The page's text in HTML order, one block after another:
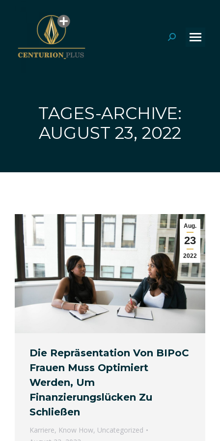
Search:
TAGES-ARCHIVE:
AUGUST 23, 2022
Aug.
23
2022
Die Repräsentation Von BIPoC
Frauen Muss Optimiert
Werden, Um
Finanzierungslücken Zu
Schließen
Karriere, Know How, Uncategorized